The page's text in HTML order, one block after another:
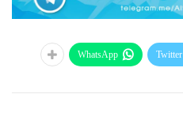
Twitter
WhatsApp